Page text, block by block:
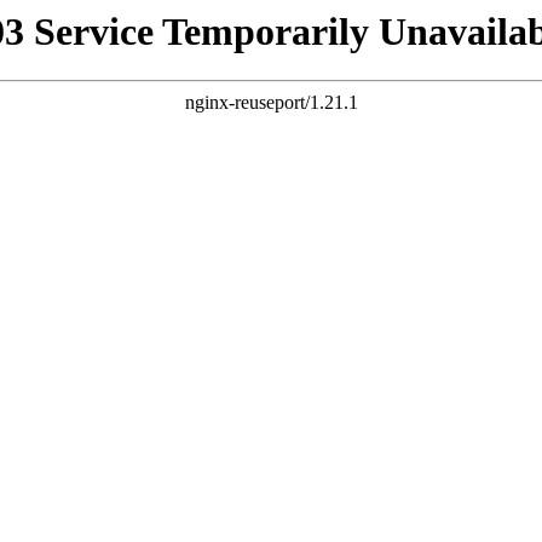
Service Temporarily
nginx-reuseport/1.21.1